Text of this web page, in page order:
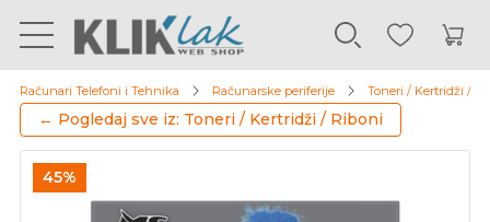
Računari Telefoni i Tehnika Računarske periferije Toneri / Kertridži /
← Pogledaj sve iz: Toneri / Kertridži / Riboni
45%